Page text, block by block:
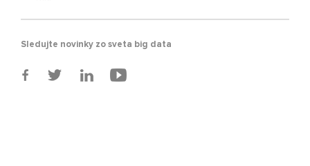
Sledujte novinky zo sveta big data